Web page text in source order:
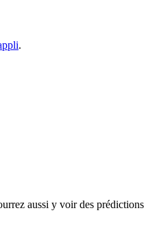
.
aussi y voir des prédictions